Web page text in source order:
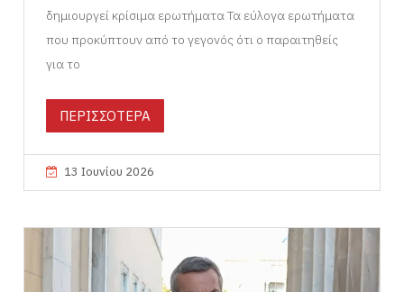
δημιουργεί κρίσιμα ερωτήματα Τα εύλογα ερωτήματα
που προκύπτουν από το γεγονός ότι ο παραιτηθείς
για το
ΠΕΡΙΣΣΟΤΕΡΑ
13 Ιουνίου 2026